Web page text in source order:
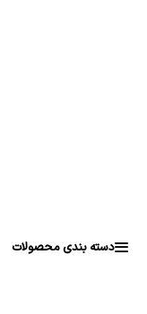
دسته بندی محصولات